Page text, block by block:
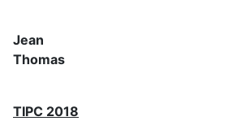
Thomas
TIPC 2018